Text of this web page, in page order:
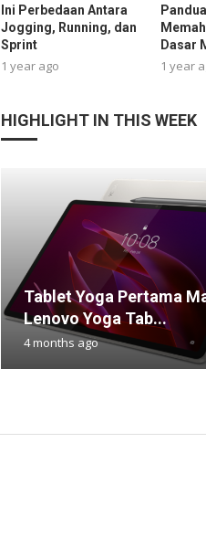
Ini Perbedaan Antara
Jogging, Running, dan
Sprint
1 year ago
Dasar
1 year
HIGHLIGHT IN THIS WEEK
Tablet Yoga Pertama
Lenovo Yoga Tab...
4 months ago